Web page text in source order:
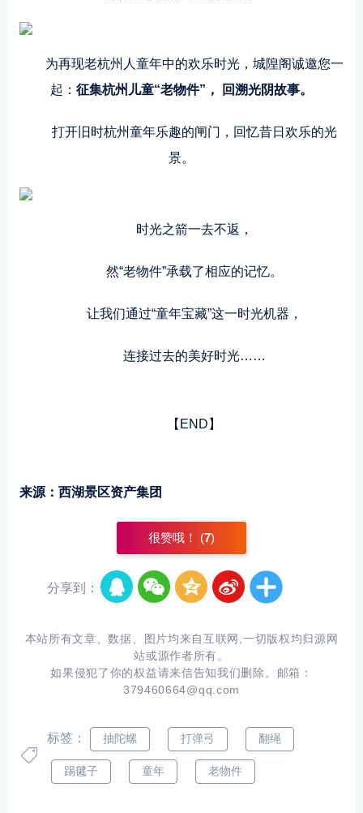
为再现老杭州人童年中的欢乐时光，城隍阁诚邀您一
起： 征集杭州儿童“老物件”， 回溯光阴故事。
打开旧时杭州童年乐趣的闸门，回忆昔日欢乐的光
景。
时光之箭一去不返，
然“老物件”承载了相应的记忆。
让我们通过“童年宝藏”这一时光机器，
连接过去的美好时光……
【END】
来源： 西湖景区资产集团
很赞哦！ (7)
分享到：
本站所有文章、数据、图片均来自互联网,一切版权均归源网
站或源作者所有。
如果侵犯了你的权益请来信告知我们删除。邮箱：
379460664@qq.com
标签： 抽陀螺 打弹弓 翻绳
踢毽子 童年 老物件